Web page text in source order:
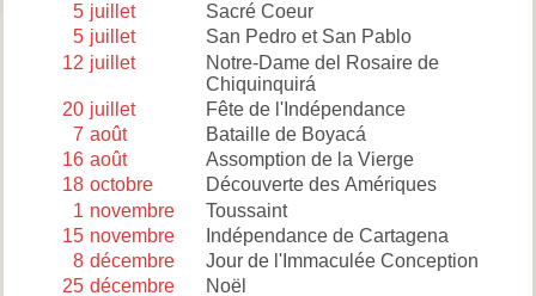
5 juillet
Sacré Coeur
5 juillet
San Pedro et San Pablo
12 juillet
Notre-Dame del Rosaire de
Chiquinquirá
20 juillet
Fête de l'Indépendance
7 août
Bataille de Boyacá
16 août
Assomption de la Vierge
18 octobre
Découverte des Amériques
1 novembre
Toussaint
15 novembre
Indépendance de Cartagena
8 décembre
Jour de l'Immaculée Conception
25 décembre Noël